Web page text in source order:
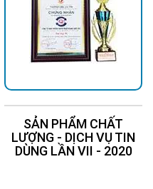
SẢN PHẨM CHẤT
LƯỢNG - DỊCH VỤ TIN
DÙNG LẦN VII - 2020